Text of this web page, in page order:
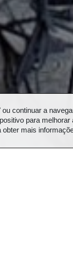
continuar a
para
obter mais